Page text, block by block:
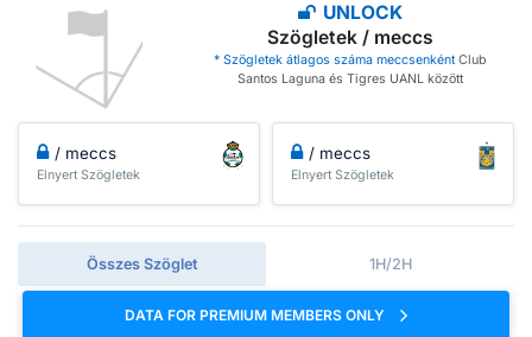
UNLOCK
Szögletek / meccs
* Szögletek átlagos száma meccsenkéntClub
Santos Laguna és Tigres UANL között
/ meccs
Elnyert Szögletek
/ meccs
Elnyert Szögletek
Összes Szöglet 1H/2H
DATA FOR PREMIUM MEMBERS ONLY